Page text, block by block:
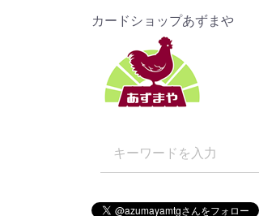
カードショップあずまや